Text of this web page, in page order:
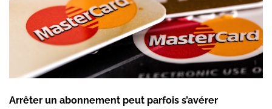
Arrêter un abonnement peut parfois s’avérer